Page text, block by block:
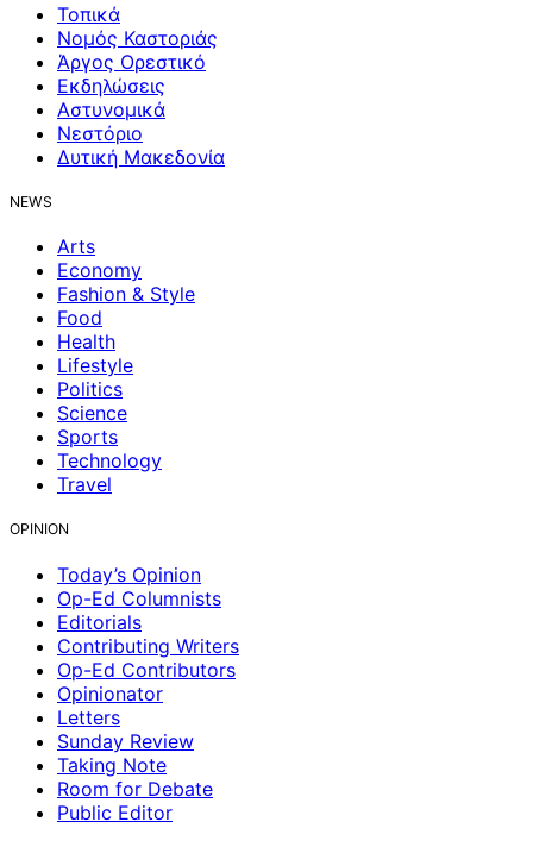
Τοπικά
Νομός Καστοριάς
Άργος Ορεστικό
Εκδηλώσεις
Αστυνομικά
Νεστόριο
Δυτική Μακεδονία
NEWS
Arts
Economy
Fashion & Style
Food
Health
Lifestyle
Politics
Science
Sports
Technology
Travel
OPINION
Today’s Opinion
Op-Ed Columnists
Editorials
Contributing Writers
Op-Ed Contributors
Opinionator
Letters
Sunday Review
Taking Note
Room for Debate
Public Editor